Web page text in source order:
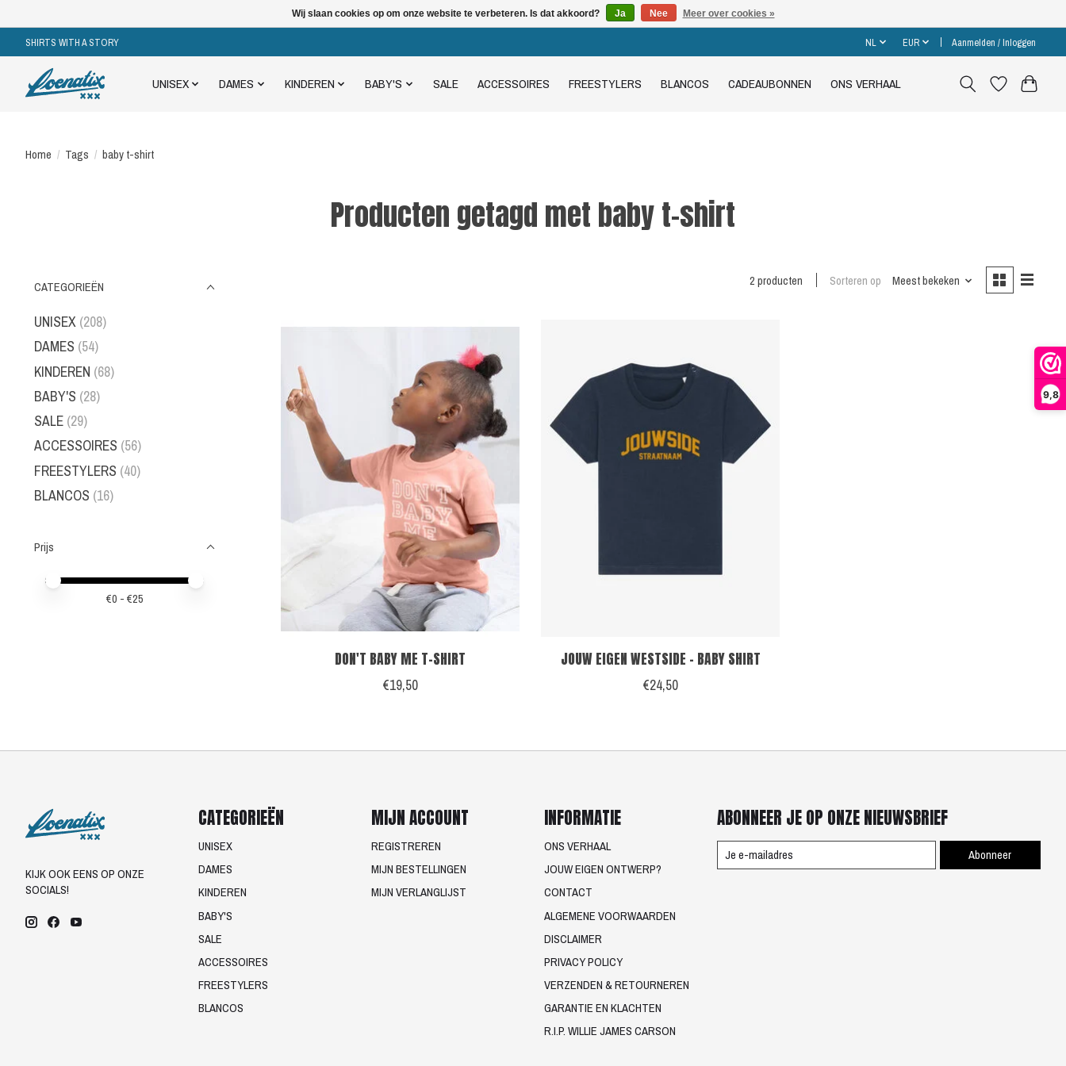
9,8
SHIRTS WITH A STORY NL EUR Aanmelden / Inloggen
UNISEX DAMES KINDEREN BABY'S SALE ACCESSOIRES FREESTYLERS BLANCOS CADEAUBONNEN ONS VERHAAL
Home / Tags / baby t-shirt
Producten getagd met baby t-shirt
CATEGORIEËN
UNISEX (208)
DAMES (54)
KINDEREN (68)
BABY'S (28)
SALE (29)
ACCESSOIRES (56)
FREESTYLERS (40)
BLANCOS (16)
Prijs
Minimale prijswaarde
Price maximum value
€0 - €25
2 producten Sorteren op Meest bekeken
DON'T BABY ME T-SHIRT
€19,50
JOUW EIGEN WESTSIDE - BABY SHIRT
€24,50
KIJK OOK EENS OP ONZE
SOCIALS!
CATEGORIEËN
UNISEX
DAMES
KINDEREN
BABY'S
SALE
ACCESSOIRES
FREESTYLERS
BLANCOS
MIJN ACCOUNT
REGISTREREN
MIJN BESTELLINGEN
MIJN VERLANGLIJST
INFORMATIE
ONS VERHAAL
JOUW EIGEN ONTWERP?
CONTACT
ALGEMENE VOORWAARDEN
DISCLAIMER
PRIVACY POLICY
VERZENDEN & RETOURNEREN
GARANTIE EN KLACHTEN
R.I.P. WILLIE JAMES CARSON
ABONNEER JE OP ONZE NIEUWSBRIEF
Abonneer
Wij slaan cookies op om onze website te verbeteren. Is dat akkoord? Ja Nee Meer over cookies »